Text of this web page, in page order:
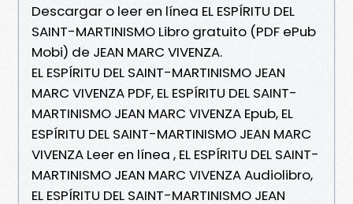
Descargar o leer en línea EL ESPÍRITU DEL
SAINT-MARTINISMO Libro gratuito (PDF ePub
Mobi) de JEAN MARC VIVENZA.
EL ESPÍRITU DEL SAINT-MARTINISMO JEAN
MARC VIVENZA PDF, EL ESPÍRITU DEL SAINT-
MARTINISMO JEAN MARC VIVENZA Epub, EL
ESPÍRITU DEL SAINT-MARTINISMO JEAN MARC
VIVENZA Leer en línea , EL ESPÍRITU DEL SAINT-
MARTINISMO JEAN MARC VIVENZA Audiolibro,
EL ESPÍRITU DEL SAINT-MARTINISMO JEAN